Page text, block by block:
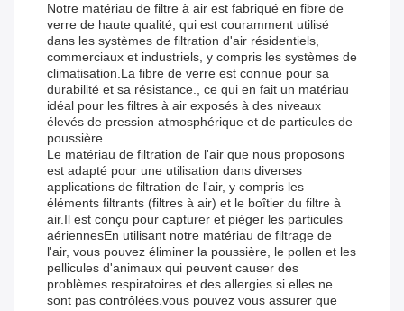
Notre matériau de filtre à air est fabriqué en fibre de
verre de haute qualité, qui est couramment utilisé
dans les systèmes de filtration d'air résidentiels,
commerciaux et industriels, y compris les systèmes de
climatisation.La fibre de verre est connue pour sa
durabilité et sa résistance., ce qui en fait un matériau
idéal pour les filtres à air exposés à des niveaux
élevés de pression atmosphérique et de particules de
poussière.
Le matériau de filtration de l'air que nous proposons
est adapté pour une utilisation dans diverses
applications de filtration de l'air, y compris les
éléments filtrants (filtres à air) et le boîtier du filtre à
air.Il est conçu pour capturer et piéger les particules
aériennesEn utilisant notre matériau de filtrage de
l'air, vous pouvez éliminer la poussière, le pollen et les
pellicules d'animaux qui peuvent causer des
problèmes respiratoires et des allergies si elles ne
sont pas contrôlées.vous pouvez vous assurer que